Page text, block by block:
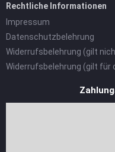
Rechtliche Informationen
Impressum
Datenschutzbelehrung
Widerrufsbelehrung (gilt
Widerrufsbelehrung (gilt für